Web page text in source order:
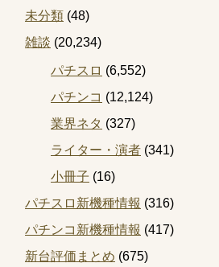
未分類 (48)
雑談 (20,234)
パチスロ (6,552)
パチンコ (12,124)
業界ネタ (327)
ライター・演者 (341)
小冊子 (16)
パチスロ新機種情報 (316)
パチンコ新機種情報 (417)
新台評価まとめ (675)